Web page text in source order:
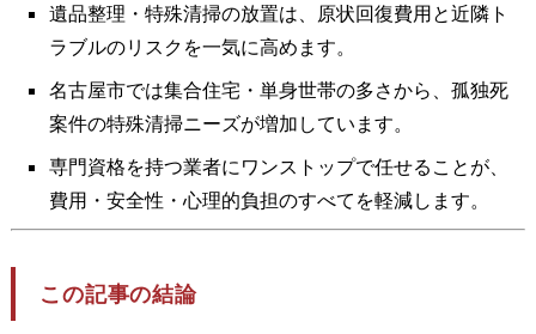
遺品整理・特殊清掃の放置は、原状回復費用と近隣ト
ラブルのリスクを一気に高めます。
名古屋市では集合住宅・単身世帯の多さから、孤独死
案件の特殊清掃ニーズが増加しています。
専門資格を持つ業者にワンストップで任せることが、
費用・安全性・心理的負担のすべてを軽減します。
この記事の結論